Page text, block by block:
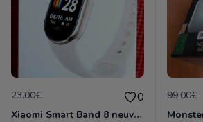
23.00€ 0
Xiaomi Smart Band 8 neuve emballée
99.00€